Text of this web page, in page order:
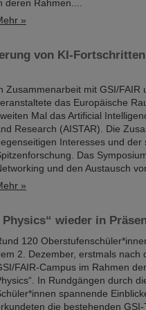
deren Rahmen....
»
von KI-
Zusammenarbeit mit GSI/FAIR
das Europäische
Mal das Artificial
Research (AISTAR). Die
Interesses und
Das
und den Austausch
»
wieder in
120
2. Dezember, erstmals nach
FAIR-Campus im Rahmen
In Rundgängen durch
spannende
die bestehenden